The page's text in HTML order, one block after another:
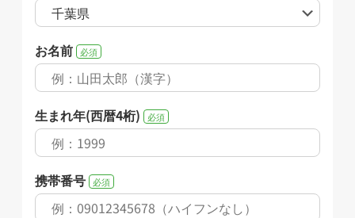
お名前 必須
生まれ年(西暦4桁) 必須
携帯番号 必須